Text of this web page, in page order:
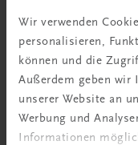
Wir verwenden
personalisieren,
können und die
Außerdem geben wir
unserer Website an
Werbung und
Informationen
Tipps &
Mehr dazu